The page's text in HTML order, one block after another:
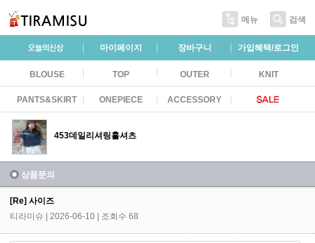
메뉴 검색
마이페이지 장바구니 가입혜택/로그인
BLOUSE TOP OUTER KNIT
PANTS&SKIRT ONEPIECE ACCESSORY
453데일리셔링훌셔츠
상품문의
[Re] 사이즈
티라미슈 | 2026-06-10 | 조회수 68